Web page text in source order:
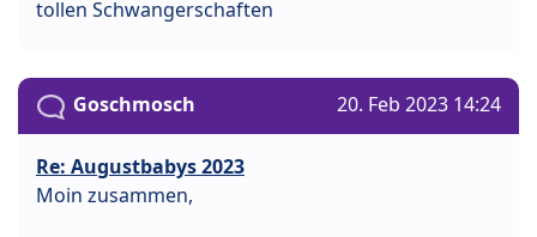
tollen Schwangerschaften
Goschmosch 20. Feb 2023 14:24
Re: Augustbabys 2023
Moin zusammen,